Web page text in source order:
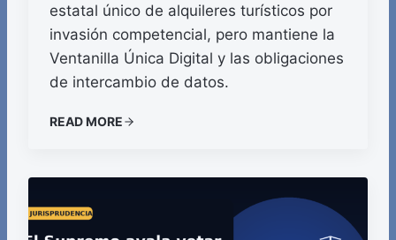
estatal único de alquileres turísticos por
invasión competencial, pero mantiene la
Ventanilla Única Digital y las obligaciones
de intercambio de datos.
READ MORE